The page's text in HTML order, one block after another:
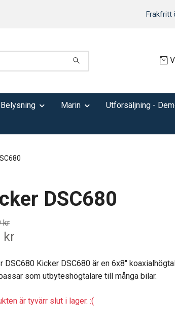
Frakfritt
Belysning Marin
Utförsäljning -
DSC680
kr
kr
DSC680 Kicker DSC680 är en 6x8"
som utbyteshögtalare till många bilar.
är tyvärr slut i lager. :(